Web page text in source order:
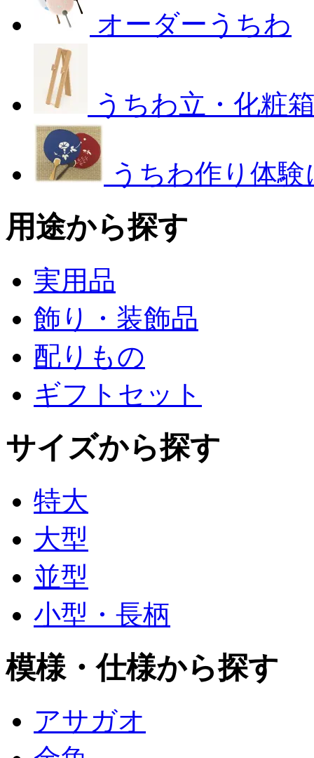
オーダーうちわ
うちわ立・化粧
うちわ作り体
用途から探す
実用品
飾り・装飾品
配りもの
ギフトセット
サイズから探す
特大
大型
並型
小型・長柄
模様・仕様から探す
アサガオ